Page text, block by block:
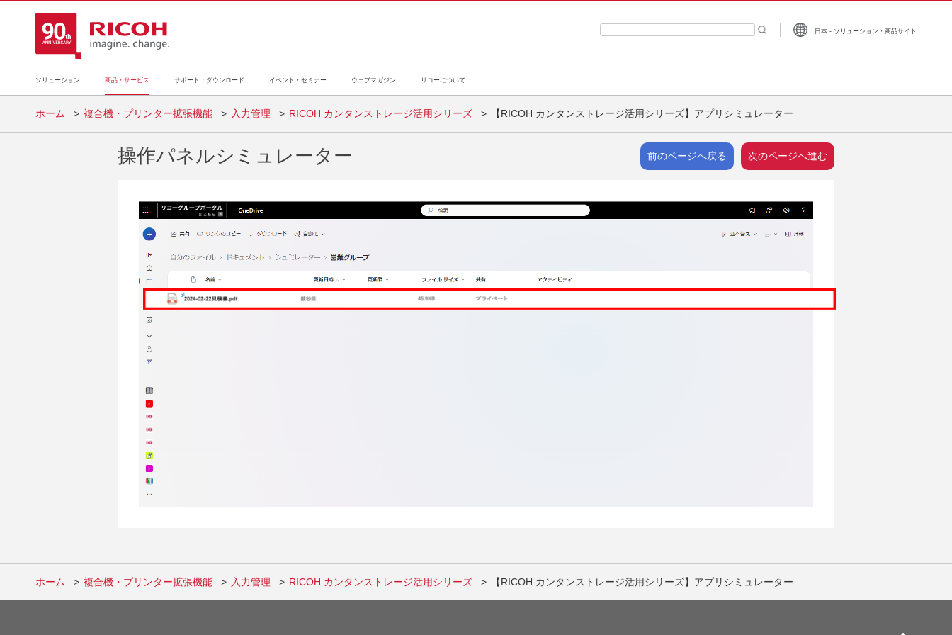
ソリューション 商品・サービス サポート・ダウンロード イベント・セミナー ウェブマガジン リコーについて
検索キーワード入力 日本 - ソリューション・商品サイト
ホーム 複合機・プリンター拡張機能 入力管理 RICOH カンタンストレージ活用シリーズ 【RICOH カンタンストレージ活用シリーズ】アプリシミュレーター
操作パネルシミュレーター 前のページへ戻る 次のページへ進む
ホーム 複合機・プリンター拡張機能 入力管理 RICOH カンタンストレージ活用シリーズ 【RICOH カンタンストレージ活用シリーズ】アプリシミュレーター